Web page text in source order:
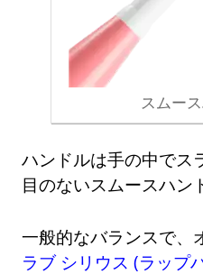
スムー
ハンドルは手の中でス
目のないスムースハン
一般的なバランスで、
ラブ シリウス (ラップ